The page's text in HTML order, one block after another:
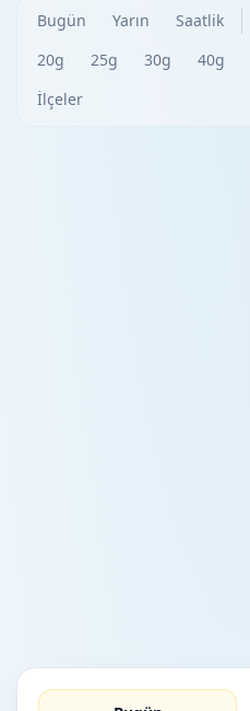
Bugün Yarın Saatlik
20g
25g 30g 40g
İlçeler